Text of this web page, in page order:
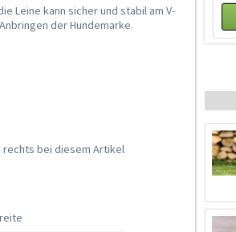
Leine kann sicher und stabil am V-
der Hundemarke.
rechts bei diesem Artikel